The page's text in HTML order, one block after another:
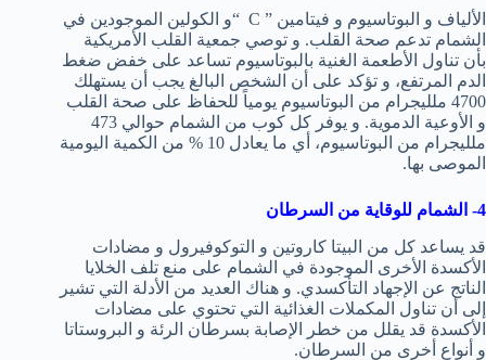
الألياف و البوتاسيوم و فيتامين ” C “و الكولين الموجودين في
الشمام تدعم صحة القلب. و توصي جمعية القلب الأمريكية
بأن تناول الأطعمة الغنية بالبوتاسيوم تساعد على خفض ضغط
الدم المرتفع، و تؤكد على أن الشخص البالغ يجب أن يستهلك
4700 ملليجرام من البوتاسيوم يومياً للحفاظ على صحة القلب
و الأوعية الدموية. و يوفر كل كوب من الشمام حوالي 473
ملليجرام من البوتاسيوم، أي ما يعادل 10 % من الكمية اليومية
الموصى بها.
4- الشمام للوقاية من السرطان
قد يساعد كل من البيتا كاروتين و التوكوفيرول و مضادات
الأكسدة الأخرى الموجودة في الشمام على منع تلف الخلايا
الناتج عن الإجهاد التأكسدي. و هناك العديد من الأدلة التي تشير
إلى أن تناول المكملات الغذائية التي تحتوي على مضادات
الأكسدة قد يقلل من خطر الإصابة بسرطان الرئة و البروستاتا
و أنواع أخرى من السرطان.